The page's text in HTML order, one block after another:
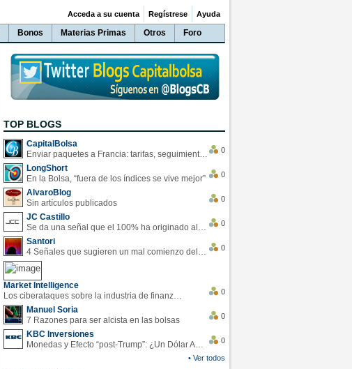
Bonos Materias Primas Otros Foro
Acceda a su cuenta Regístrese Ayuda
TOP BLOGS
CapitalBolsa
Enviar paquetes a Francia: tarifas, seguimiento y ventajas destacadas
0
LongShort
En la Bolsa, “fuera de los índices se vive mejor”
0
AlvaroBlog
Sin artículos publicados
0
JC Castillo
Se da una señal que el 100% ha originado alzas en las bolsas
0
Santori
4 Señales que sugieren un mal comienzo del 3T de la economía EEUU
0
Market Intelligence
Los ciberataques sobre la industria de finanzas se han duplicado este año
0
Manuel Soria
7 Razones para ser alcista en las bolsas
0
KBC Inversiones
Monedas y Efecto “post-Trump”: ¿Un Dólar Americano operando en rangos?
0
• Ver todos